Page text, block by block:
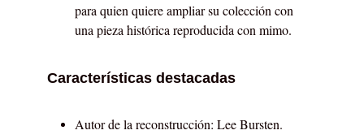
para quien quiere ampliar su colección con
una pieza histórica reproducida con mimo.
Características destacadas
Autor de la reconstrucción: Lee Bursten.